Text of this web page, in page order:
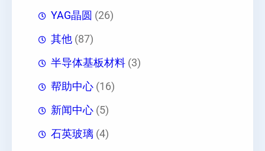
YAG晶圆 (26)
其他 (87)
半导体基板材料 (3)
帮助中心 (16)
新闻中心 (5)
石英玻璃 (4)